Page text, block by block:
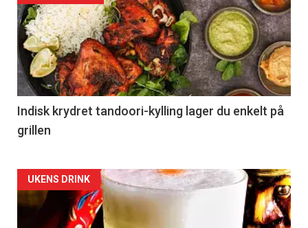
Indisk krydret tandoori-kylling lager du enkelt på
grillen
Forsiden
akkurat
UKENS DRINK